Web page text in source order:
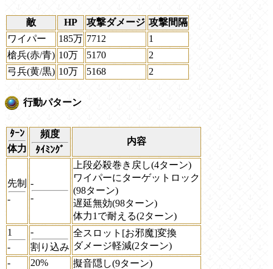
敵 HP 攻撃ダメージ 攻撃間隔
ワイパー
185万 7712
1
槍兵(赤/青) 10万 5170
2
弓兵(黄/黒) 10万 5168 2
行動パターン
ﾀｰﾝ
体力
頻度
ﾀｲﾐﾝｸﾞ
内容
先制
-
-
-
上段必殺巻き戻し(4ターン)
ワイパーにターゲットロック
(98ターン)
遅延無効(98ターン)
体力1で耐える(2ターン)
1
-
-
割り込み
全スロット[お邪魔]変換
ダメージ軽減(2ターン)
-
20%
擬音隠し(9ターン)